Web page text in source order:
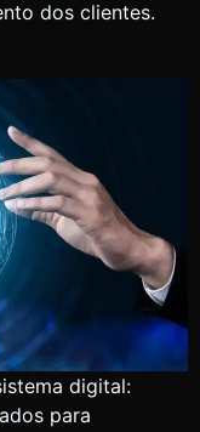
dos clientes.
digital:
para